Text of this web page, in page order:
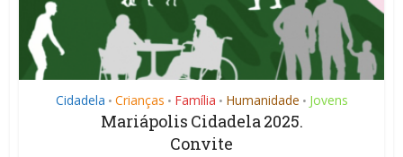
Cidadela • Crianças • Família • Humanidade • Jovens
Mariápolis Cidadela 2025.
Convite